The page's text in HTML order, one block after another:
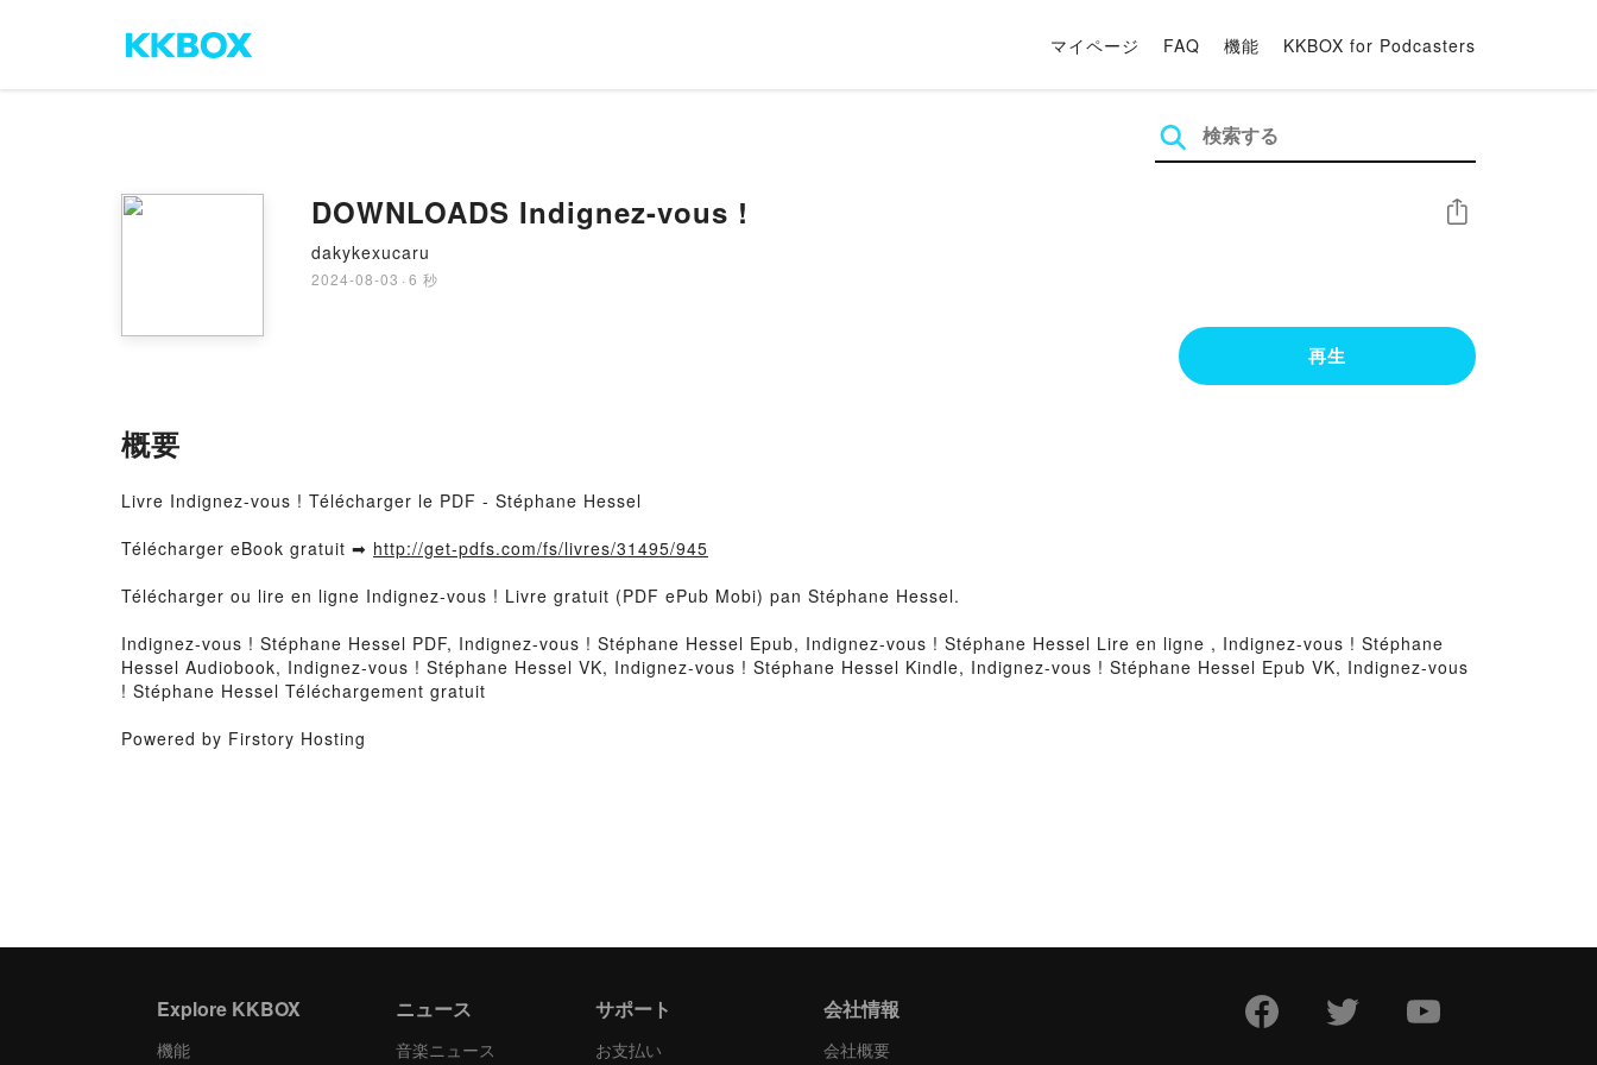
マイページ FAQ 機能 KKBOX for Podcasters
DOWNLOADS Indignez-vous !
dakykexucaru
2024-08-03 · 6 秒
シェア
再生
概要
Livre Indignez-vous ! Télécharger le PDF - Stéphane Hessel
Télécharger eBook gratuit ➡ http://get-pdfs.com/fs/livres/31495/945
Télécharger ou lire en ligne Indignez-vous ! Livre gratuit (PDF ePub Mobi) pan Stéphane Hessel.
Indignez-vous ! Stéphane Hessel PDF, Indignez-vous ! Stéphane Hessel Epub, Indignez-vous ! Stéphane Hessel Lire en ligne , Indignez-vous ! Stéphane
Hessel Audiobook, Indignez-vous ! Stéphane Hessel VK, Indignez-vous ! Stéphane Hessel Kindle, Indignez-vous ! Stéphane Hessel Epub VK, Indignez-vous
! Stéphane Hessel Téléchargement gratuit
Powered by Firstory Hosting
Explore KKBOX
機能
ニュース
音楽ニュース
サポート
お支払い
会社情報
会社概要